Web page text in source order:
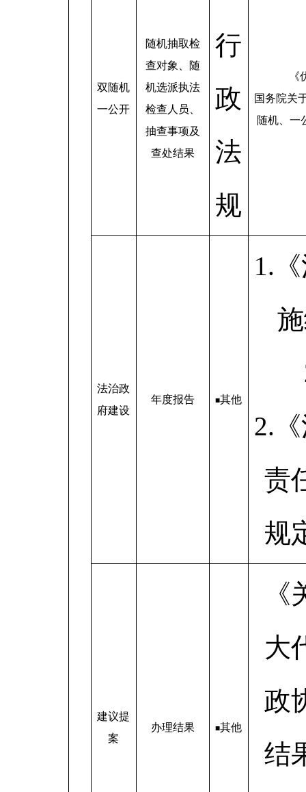
双随机
一公开
随机抽取检
查对象、随
机选派执法
检查人员、
抽查事项及
查处结果
行
政
法
规
国务院关
随机、一
法治政
府建设
年度报告 ■其他
1.
2.
责
规
建议提
案
办理结果 ■其他
大
政
结